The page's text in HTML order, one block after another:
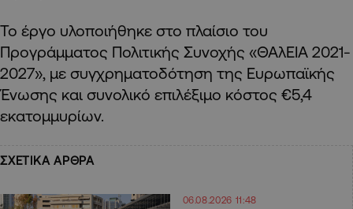
Το έργο υλοποιήθηκε στο πλαίσιο του
Προγράμματος Πολιτικής Συνοχής «ΘΑλΕΙΑ 2021-
2027», με συγχρηματοδότηση της Ευρωπαϊκής
Ένωσης και συνολικό επιλέξιμο κόστος €5,4
εκατομμυρίων.
ΣΧΕΤΙΚΑ ΑΡΘΡΑ
06.08.2026 11:48